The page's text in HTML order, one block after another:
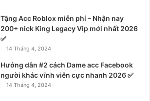
Tặng Acc Roblox miễn phí – Nhận nay
200+ nick King Legacy Vip mới nhất 2026
✅
14 Tháng 4, 2024
Hướng dẫn #2 cách Dame acc Facebook
người khác vĩnh viễn cực nhanh 2026 ✅
14 Tháng 4, 2024